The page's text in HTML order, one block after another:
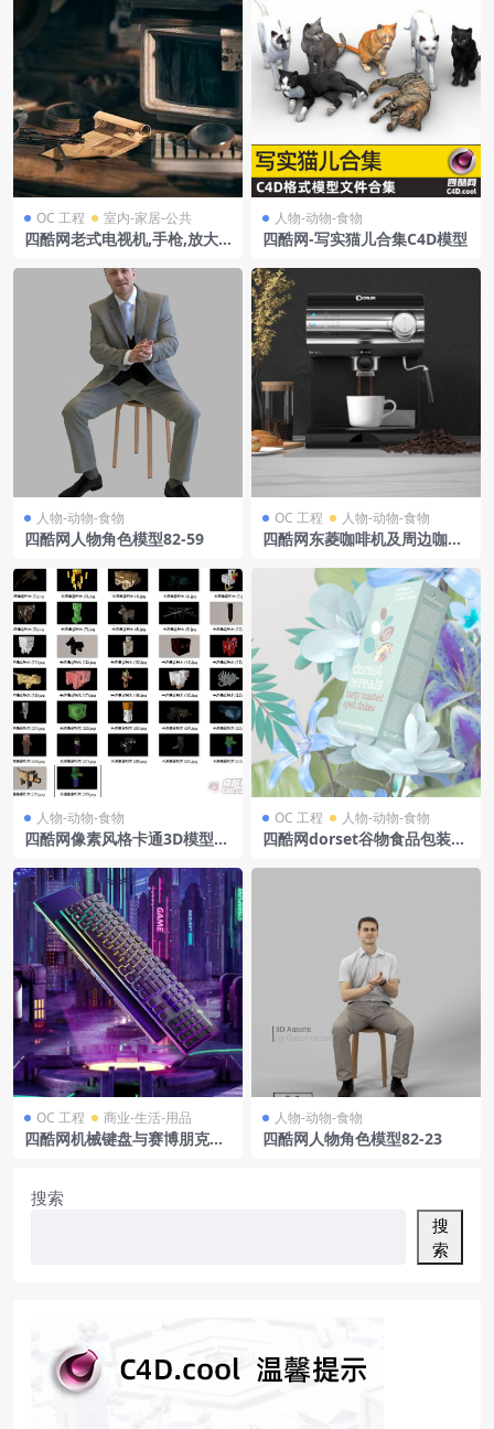
OC 工程 室内-家居-公共
四酷网老式电视机,手枪,放大
人物-动物-食物
四酷网-写实猫儿合集C4D模型
人物-动物-食物
四酷网人物角色模型82-59
OC 工程 人物-动物-食物
四酷网东菱咖啡机及周边咖啡
人物-动物-食物
四酷网像素风格卡通3D模型C
OC 工程 人物-动物-食物
四酷网dorset谷物食品包装盒
OC 工程 商业-生活-用品
四酷网机械键盘与赛博朋克城
人物-动物-食物
四酷网人物角色模型82-23
搜索
搜
索